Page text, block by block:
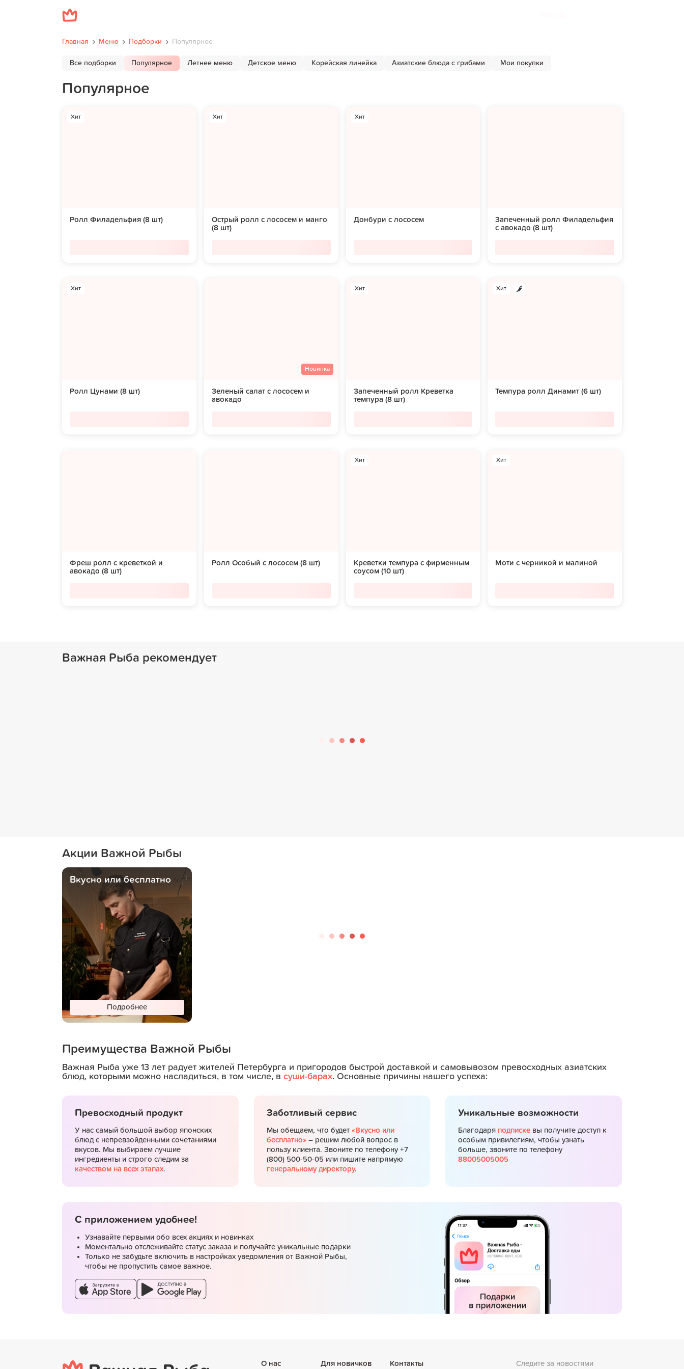
Главная Меню Подборки Популярное
Все подборки Популярное Летнее меню Детское меню Корейская линейка Азиатские блюда с грибами Мои покупки
Популярное
Хит
Ролл Филадельфия (8 шт)
Хит
Острый ролл с лососем и манго
(8 шт)
Хит
Донбури с лососем
Запеченный ролл Филадельфия
с авокадо (8 шт)
Хит
Ролл Цунами (8 шт)
Новинка
Зеленый салат с лососем и
авокадо
Хит
Запеченный ролл Креветка
темпура (8 шт)
Хит
Темпура ролл Динамит (6 шт)
Фреш ролл с креветкой и
авокадо (8 шт)
Ролл Особый с лососем (8 шт)
Хит
Креветки темпура с фирменным
соусом (10 шт)
Хит
Моти с черникой и малиной
Важная Рыба рекомендует
Акции Важной Рыбы
Вкусно или бесплатно
Подробнее
В поддержку важных
лап
Самовывоз со скидкой
Преимущества Важной Рыбы
Важная Рыба уже 13 лет радует жителей Петербурга и пригородов быстрой доставкой и самовывозом превосходных азиатских
блюд, которыми можно насладиться, в том числе, в суши-барах. Основные причины нашего успеха:
Превосходный продукт
У нас самый большой выбор японских
блюд с непревзойденными сочетаниями
вкусов. Мы выбираем лучшие
ингредиенты и строго следим за
качеством на всех этапах.
Заботливый сервис
Мы обещаем, что будет «Вкусно или
бесплатно»– решим любой вопрос в
пользу клиента. Звоните по телефону +7
(800) 500-50-05 или пишите напрямую
генеральному директору.
Уникальные возможности
Благодаря подписке вы получите доступ к
особым привилегиям, чтобы узнать
больше, звоните по телефону
88005005005
С приложением удобнее!
Узнавайте первыми обо всех акциях и новинках
Моментально отслеживайте статус заказа и получайте уникальные подарки
Только не забудьте включить в настройках уведомления от Важной Рыбы,
чтобы не пропустить самое важное.
О нас Для новичков Контакты Следите за новостями